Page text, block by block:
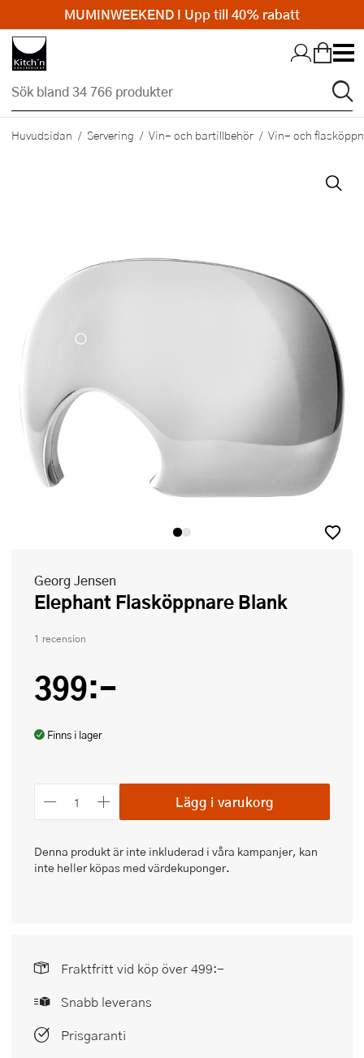
Hopp till huvudinnehållet
Huvudsidan Servering Vin- och bartillbehör Vin- och
Georg Jensen
Elephant Flasköppnare Blank
1 recension
399:-
Finns i lager
Lägg i varukorg
Denna produkt är inte inkluderad i våra kampanjer, kan
inte heller köpas med värdekuponger.
Fraktfritt vid köp över 499:-
Snabb leverans
Prisgaranti
MUMINWEEKEND I Upp till 40% rabatt